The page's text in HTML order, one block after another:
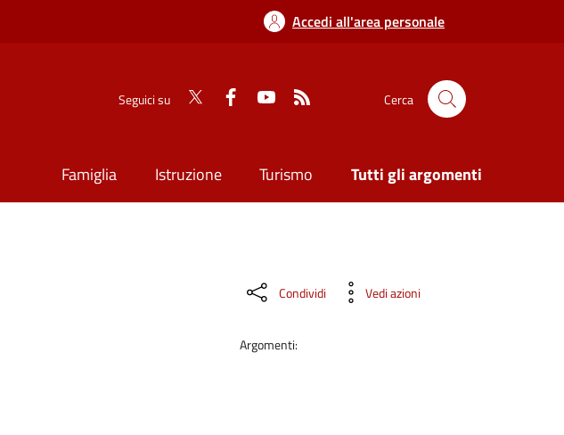
Accedi all'area personale
Seguici su Cerca
Famiglia Istruzione Turismo Tutti gli argomenti
Condividi Vedi azioni
Argomenti: